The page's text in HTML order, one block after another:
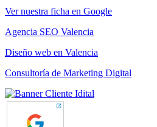
Ver nuestra ficha en Google
Agencia SEO Valencia
Diseño web en Valencia
Consultoría de Marketing Digital